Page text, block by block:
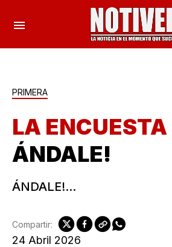
PRIMERA
LA ENCUESTA |
ÁNDALE!
ÁNDALE!...
24 Abril 2026
Compartir: